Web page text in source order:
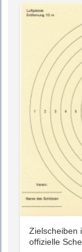
Zielscheiben
offizielle